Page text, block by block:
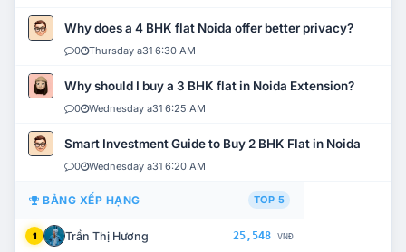
Why does a 4 BHK flat Noida offer better privacy?
0 Thursday a31 6:30 AM
Why should I buy a 3 BHK flat in Noida Extension?
0 Wednesday a31 6:25 AM
Smart Investment Guide to Buy 2 BHK Flat in Noida
0 Wednesday a31 6:20 AM
BẢNG XẾP HẠNG TOP 5
1 Trần Thị Hương 25,548 VNĐ